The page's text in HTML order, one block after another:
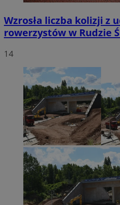
Wzrosła liczba kolizji z
rowerzystów w Rudzie
14